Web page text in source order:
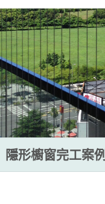
隱形櫥窗完工案例